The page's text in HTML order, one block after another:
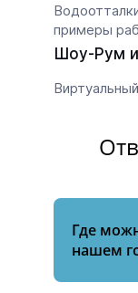
примеры
Шоу-Рум
Где
нашем